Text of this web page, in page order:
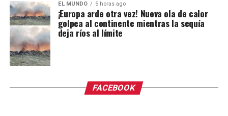
EL MUNDO 5 horas ago
¡Europa arde otra vez! Nueva ola de calor
golpea al continente mientras la sequía
deja ríos al límite
FACEBOOK